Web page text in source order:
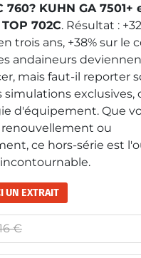
760? KUHN GA 7501+
702C. Résultat :
trois ans, +38% sur le
andaineurs
mais faut-il reporter
simulations exclusives,
d'équipement. Que
ou
ce hors-série est
UN EXTRAIT
€